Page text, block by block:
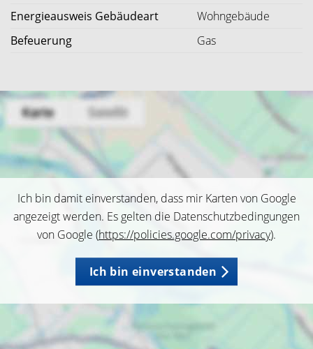
Energieausweis Gebäudeart
Wohngebäude
Befeuerung
Gas
Ich bin damit einverstanden, dass mir Karten von Google
angezeigt werden. Es gelten die Datenschutzbedingungen
von Google (https://policies.google.com/privacy).
Ich bin einverstanden